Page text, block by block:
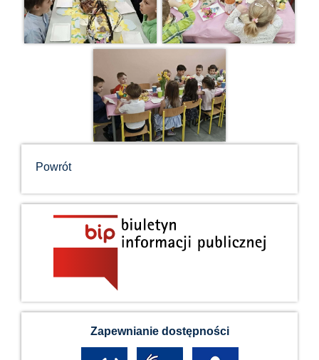
Powrót
Zapewnianie dostępności